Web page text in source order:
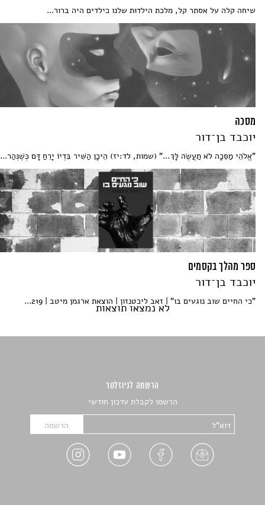
שיחה קלה על אסתר קל, מלכת הילדוּת שלנו כילדים היה ברור...
מסכה
יוכבד בן־דור
"אֱלֹהֵי מַסֵּכָה לֹא תַעֲשֶׂה לָּךְ…" (שמות, לד:יז) הֵיכָן הַשִּׁיר בִּדְיוֹ יָרֵחַַ דָּם כְּשֶׁנְּהַר...
ספר מהלך בקסמים
יוכבד בן־דור
"כי החיים שוב נוגעים בו" | זאב ליכטנזון | הוצאת ארגמן מיטב | 219...
לא נמצאו תוצאות
הרשמה לניוזלטר
הרשמו לקבלת עדכון חודשי